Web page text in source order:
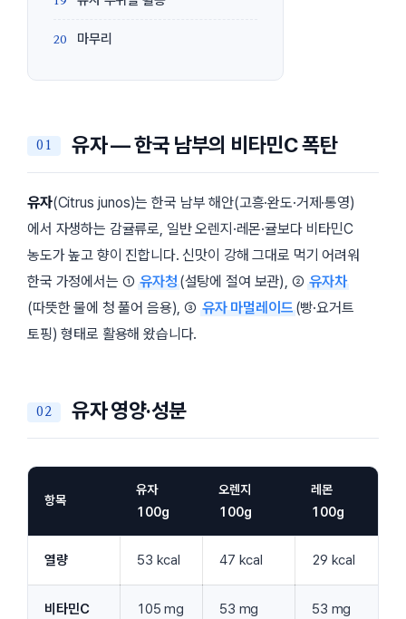
마무리
유자 — 한국 남부의 비타민C 폭탄
유자(Citrus junos)는 한국 남부 해안(고흥·완도·거제·통영)
에서 자생하는 감귤류로, 일반 오렌지·레몬·귤보다 비타민C
농도가 높고 향이 진합니다. 신맛이 강해 그대로 먹기 어려워
한국 가정에서는 ① 유자청 (설탕에 절여 보관), ② 유자차
(따뜻한 물에 청 풀어 음용), ③ 유자 마멀레이드 (빵·요거트
토핑) 형태로 활용해 왔습니다.
유자 영양·성분
항목
유자
100g
오렌지
100g
레몬
100g
열량 53 kcal 47 kcal 29 kcal
비타민C 105 mg 53 mg 53 mg